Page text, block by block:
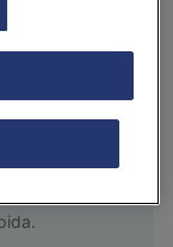
circuitos de